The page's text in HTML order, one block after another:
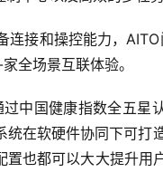
连接和操控能力，
全场景互联体验。
中国健康指数全五星
统在软硬件协同下可打
也都可以大大提升用